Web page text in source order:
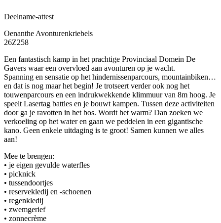
Deelname-attest
Oenanthe Avonturenkriebels
26Z258
Een fantastisch kamp in het prachtige Provinciaal Domein De
Gavers waar een overvloed aan avonturen op je wacht.
Spanning en sensatie op het hindernissenparcours, mountainbiken…
en dat is nog maar het begin! Je trotseert verder ook nog het
touwenparcours en een indrukwekkende klimmuur van 8m hoog. Je
speelt Lasertag battles en je bouwt kampen. Tussen deze activiteiten
door ga je ravotten in het bos. Wordt het warm? Dan zoeken we
verkoeling op het water en gaan we peddelen in een gigantische
kano. Geen enkele uitdaging is te groot! Samen kunnen we alles
aan!
Mee te brengen:
• je eigen gevulde waterfles
• picknick
• tussendoortjes
• reservekledij en -schoenen
• regenkledij
• zwemgerief
• zonnecrème